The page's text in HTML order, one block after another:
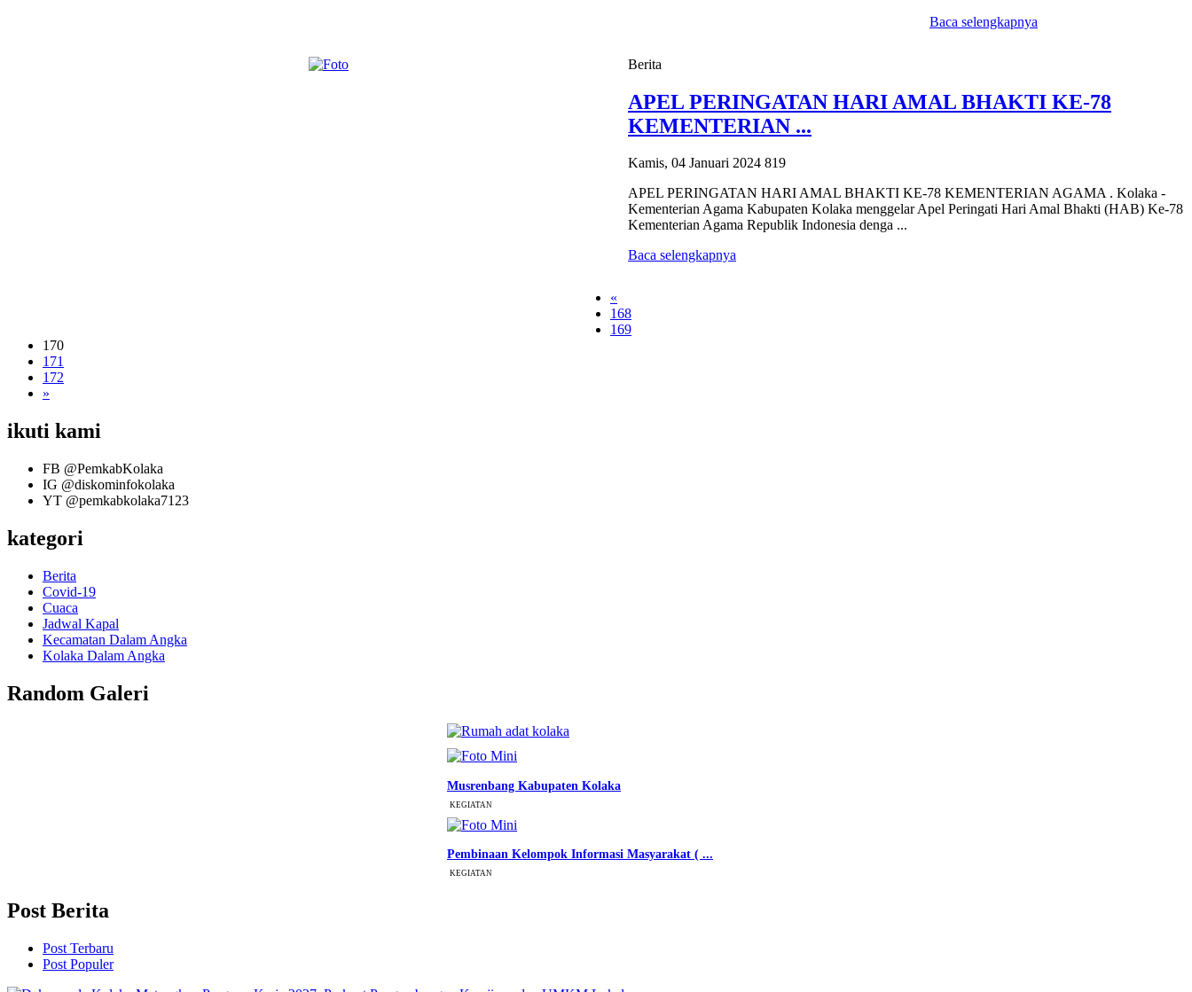
Baca selengkapnya
Berita
APEL PERINGATAN HARI AMAL BHAKTI KE-78
KEMENTERIAN ...
Kamis, 04 Januari 2024 819
APEL PERINGATAN HARI AMAL BHAKTI KE-78 KEMENTERIAN AGAMA . Kolaka -
Kementerian Agama Kabupaten Kolaka menggelar Apel Peringati Hari Amal Bhakti (HAB) Ke-78
Kementerian Agama Republik Indonesia denga ...
Baca selengkapnya
«
168
169
170
171
172
»
ikuti kami
FB @PemkabKolaka
IG @diskominfokolaka
YT @pemkabkolaka7123
kategori
Berita
Covid-19
Cuaca
Jadwal Kapal
Kecamatan Dalam Angka
Kolaka Dalam Angka
Random Galeri
Musrenbang Kabupaten Kolaka
KEGIATAN
Pembinaan Kelompok Informasi Masyarakat ( ...
KEGIATAN
Post Berita
Post Terbaru
Post Populer